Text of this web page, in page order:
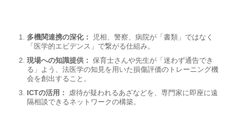
多機関連携の深化：
児相、警察、病院が「書類」ではなく
「医学的エビデンス」で繋がる仕組み。
現場への知識提供： 保育士さんや先生が「迷わず通告でき
る」よう、法医学の知見を用いた損傷評価のトレーニング機
会を創出すること。
ICTの活用：
虐待が疑われるあざなどを、専門家に即座に遠
隔相談できるネットワークの構築。